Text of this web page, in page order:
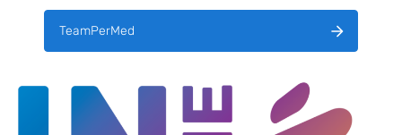
TeamPerMed